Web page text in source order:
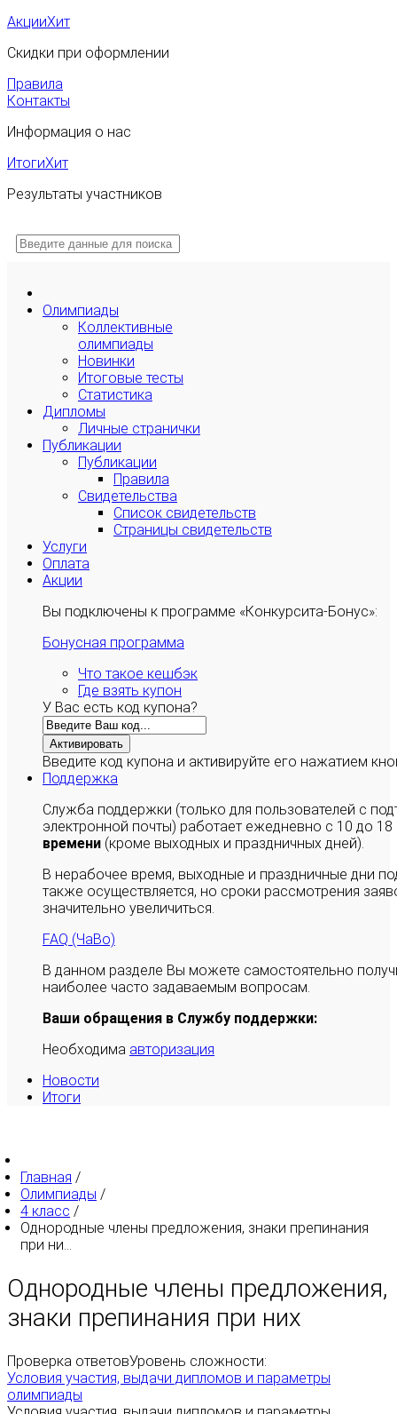
АкцииХит
Скидки при оформлении
Правила
Контакты
Информация о нас
ИтогиХит
Результаты участников
Олимпиады
Коллективные
олимпиады
Новинки
Итоговые тесты
Статистика
Дипломы
Личные странички
Публикации
Публикации
Правила
Свидетельства
Список свидетельств
Страницы свидетельств
Услуги
Оплата
Акции
Вы подключены к программе «Конкурсита-Бонус»:
Бонусная программа
Что такое кешбэк
Где взять купон
У Вас есть код купона?
Активировать
Введите код купона и активируйте его нажатием
Поддержка
Служба поддержки (только для пользователей с
электронной почты) работает ежедневно с 10 до
времени (кроме выходных и праздничных дней).
В нерабочее время, выходные и праздничные дни
также осуществляется, но сроки рассмотрения
значительно увеличиться.
FAQ (ЧаВо)
В данном разделе Вы можете самостоятельно
наиболее часто задаваемым вопросам.
Ваши обращения в Службу поддержки:
Необходима авторизация
Новости
Итоги
Главная /
Олимпиады /
4 класс /
Однородные члены предложения, знаки препинания
при ни...
Однородные члены предложения,
знаки препинания при них
Проверка ответовУровень сложности:
Условия участия, выдачи дипломов и параметры
олимпиады